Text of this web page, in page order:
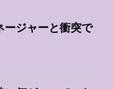
ージャーと衝突で